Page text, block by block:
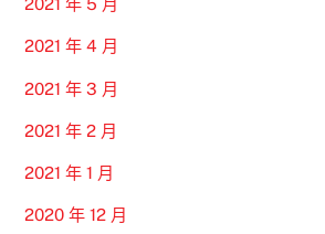
2021 年 5 月
2021 年 4 月
2021 年 3 月
2021 年 2 月
2021 年 1 月
2020 年 12 月